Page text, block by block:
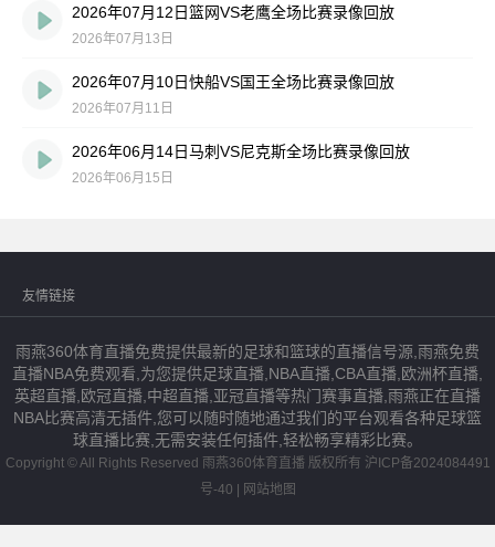
2026年07月12日篮网VS老鹰全场比赛录像回放
2026年07月13日
2026年07月10日快船VS国王全场比赛录像回放
2026年07月11日
2026年06月14日马刺VS尼克斯全场比赛录像回放
2026年06月15日
友情链接
雨燕360体育直播免费提供最新的足球和篮球的直播信号源,雨燕免费
直播NBA免费观看,为您提供足球直播,NBA直播,CBA直播,欧洲杯直播,
英超直播,欧冠直播,中超直播,亚冠直播等热门赛事直播,雨燕正在直播
NBA比赛高清无插件,您可以随时随地通过我们的平台观看各种足球篮
球直播比赛,无需安装任何插件,轻松畅享精彩比赛。
Copyright ©All Rights Reserved 雨燕360体育直播 版权所有 沪ICP备2024084491
号-40
网站地图